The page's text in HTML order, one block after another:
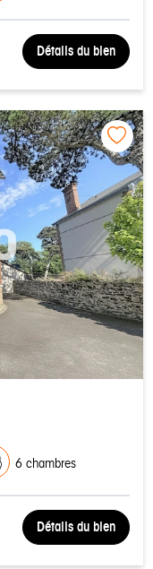
Détails du bien
6 chambres
Détails du bien